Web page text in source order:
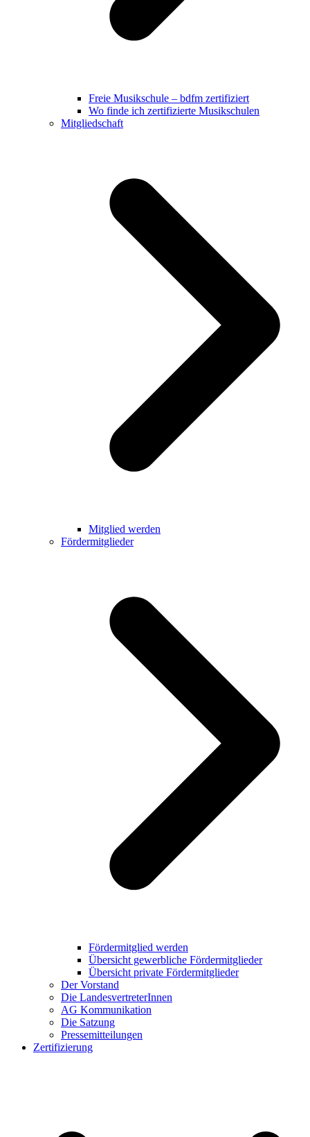
Freie Musikschule – bdfm zertifiziert
Wo finde ich zertifizierte Musikschulen
Mitgliedschaft
Mitglied werden
Fördermitglieder
Fördermitglied werden
Übersicht gewerbliche Fördermitglieder
Übersicht private Fördermitglieder
Der Vorstand
Die LandesvertreterInnen
AG Kommunikation
Die Satzung
Pressemitteilungen
Zertifizierung